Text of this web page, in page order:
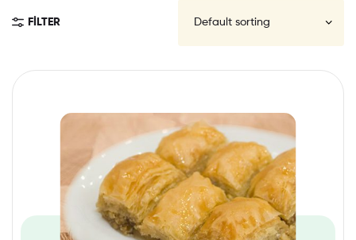
FILTER